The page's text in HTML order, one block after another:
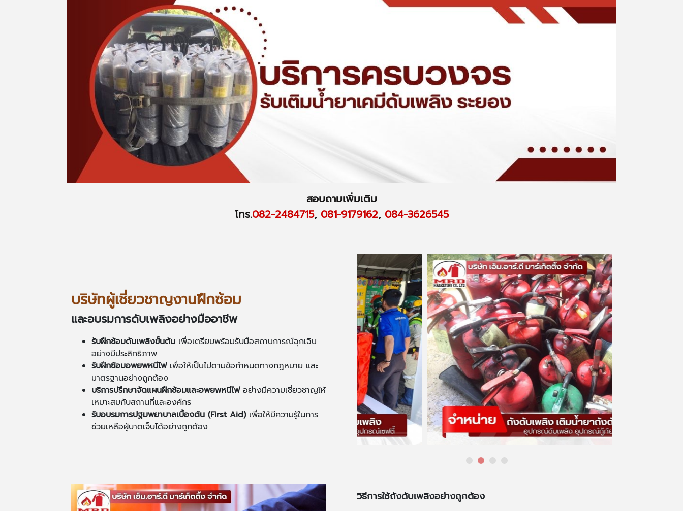
สอบถามเพิ่มเติม
โทร.082-2484715, 081-9179162, 084-3626545
บริษัทผู้เชี่ยวชาญงานฝึกซ้อม
และอบรมการดับเพลิงอย่างมืออาชีพ
รับฝึกซ้อมดับเพลิงขั้นต้น เพื่อเตรียมพร้อมรับมือสถานการณ์ฉุกเฉิน
อย่างมีประสิทธิภาพ
รับฝึกซ้อมอพยพหนีไฟ เพื่อให้เป็นไปตามข้อกำหนดทางกฎหมาย และ
มาตรฐานอย่างถูกต้อง
บริการปรึกษาจัดแผนฝึกซ้อมและอพยพหนีไฟ อย่างมีความเชี่ยวชาญให้
เหมาะสมกับสถานที่และองค์กร
รับอบรมการปฐมพยาบาลเบื้องต้น (First Aid) เพื่อให้มีความรู้ในการ
ช่วยเหลือผู้บาดเจ็บได้อย่างถูกต้อง
วิธีการใช้ถังดับเพลิงอย่างถูกต้อง